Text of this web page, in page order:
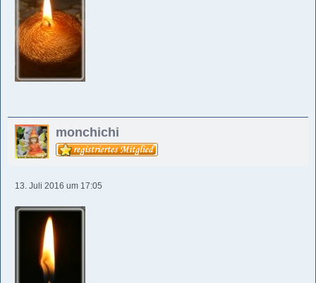
monchichi
13. Juli 2016 um 17:05